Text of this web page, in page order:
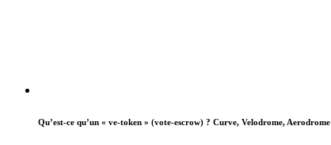
Qu’est-ce qu’un « ve-token » (vote-escrow) ? Curve, Velodrome, Aerodrome